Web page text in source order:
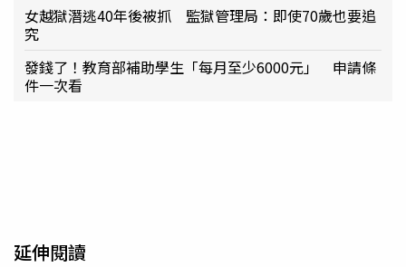
女越獄潛逃40年後被抓 監獄管理局：即使70歲也要追
究
發錢了！教育部補助學生「每月至少6000元」 申請條
件一次看
延伸閱讀